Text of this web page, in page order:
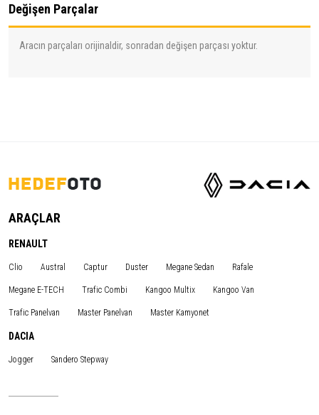
Değişen Parçalar
Aracın parçaları orijinaldir, sonradan değişen parçası yoktur.
ARAÇLAR
RENAULT
Clio Austral Captur Duster Megane Sedan Rafale
Megane E-TECH Trafic Combi Kangoo Multix Kangoo Van
Trafic Panelvan Master Panelvan Master Kamyonet
DACIA
Jogger Sandero Stepway